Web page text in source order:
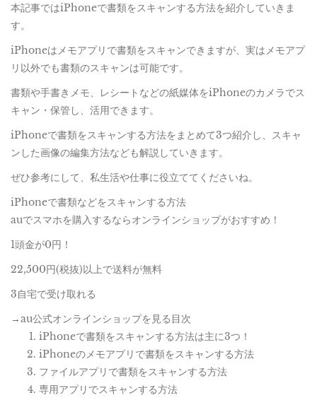
本記事ではiPhoneで書類をスキャンする方法を紹介していきま
す。
iPhoneはメモアプリで書類をスキャンできますが、実はメモアプ
リ以外でも書類のスキャンは可能です。
書類や手書きメモ、レシートなどの紙媒体をiPhoneのカメラでス
キャン・保管し、活用できます。
iPhoneで書類をスキャンする方法をまとめて3つ紹介し、スキャ
ンした画像の編集方法なども解説していきます。
ぜひ参考にして、私生活や仕事に役立ててくださいね。
iPhoneで書類などをスキャンする方法
auでスマホを購入するならオンラインショップがおすすめ！
1頭金が0円！
22,500円(税抜)以上で送料が無料
3自宅で受け取れる
→au公式オンラインショップを見る目次
iPhoneで書類をスキャンする方法は主に3つ！
iPhoneのメモアプリで書類をスキャンする方法
ファイルアプリで書類をスキャンする方法
専用アプリでスキャンする方法